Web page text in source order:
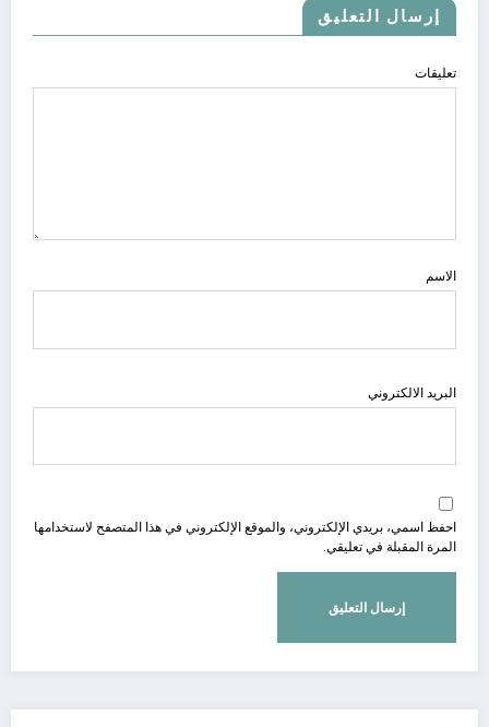
إرسال التعليق
تعليقات
الاسم
البريد الالكتروني
احفظ اسمي، بريدي الإلكتروني، والموقع الإلكتروني في هذا المتصفح لاستخدامها
المرة المقبلة في تعليقي.